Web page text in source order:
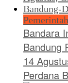
Bandara
Bandung
14
Perdana